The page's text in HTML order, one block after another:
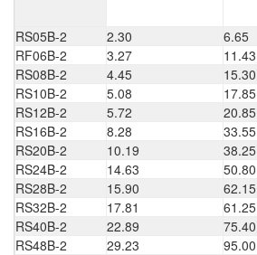
RS05B-2 2.30 6.65
RF06B-2
3.27 11.43
RS08B-2
4.45 15.30
RS10B-2
5.08 17.85
RS12B-2
5.72 20.85
RS16B-2
8.28 33.55
RS20B-2
10.19 38.25
RS24B-2
14.63 50.80
RS28B-2
15.90 62.15
RS32B-2
17.81 61.25
RS40B-2
22.89 75.40
RS48B-2
29.23 95.00